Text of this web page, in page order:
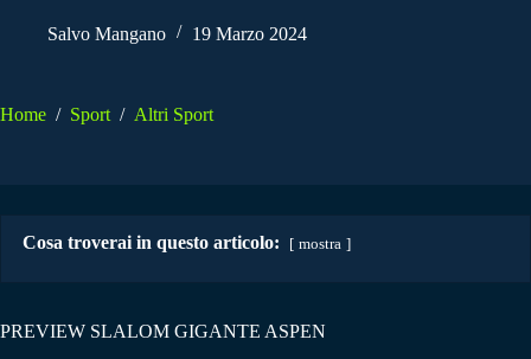
Salvo Mangano 19 Marzo 2024
Home / Sport / Altri Sport
Cosa troverai in questo articolo: mostra
PREVIEW SLALOM GIGANTE ASPEN